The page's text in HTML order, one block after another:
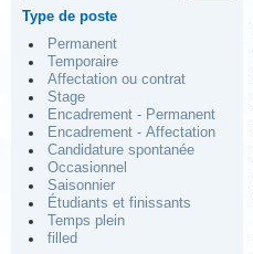
Type de poste
Permanent
Temporaire
Affectation ou contrat
Stage
Encadrement - Permanent
Encadrement - Affectation
Candidature spontanée
Occasionnel
Saisonnier
Étudiants et finissants
Temps plein
filled